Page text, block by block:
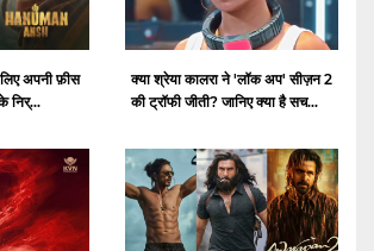
अपनी फ़ीस
निर्...
क्या श्रेया कालरा ने 'लॉक अप' सीज़न 2
की ट्रॉफी जीती? जानिए क्या है सच...